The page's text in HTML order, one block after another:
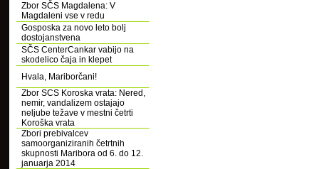
Zbor SČS Magdalena: V
Magdaleni vse v redu
Gosposka za novo leto bolj
dostojanstvena
SČS CenterCankar vabijo na
skodelico čaja in klepet
Hvala, Mariborčani!
Zbor SCS Koroska vrata: Nered,
nemir, vandalizem ostajajo
neljube težave v mestni četrti
Koroška vrata
Zbori prebivalcev
samoorganiziranih četrtnih
skupnosti Maribora od 6. do 12.
januarja 2014